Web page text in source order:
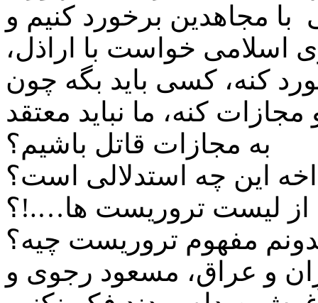
اسلامی خواست با اراذل،
کنه، کسی باید بگه چون
کنه، ما نباید معتقد
به مجازات قاتل باشیم؟
اخه این چه استدلالی است؟
از لیست تروریست ها….!؟
مفهوم تروریست چیه؟
و عراق، مسعود رجوی و